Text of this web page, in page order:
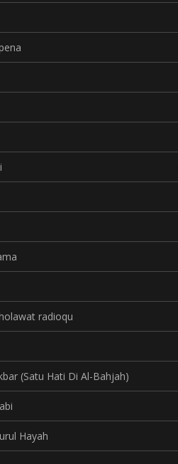
radioqu
(Satu Hati Di Al-Bahjah)
Hayah